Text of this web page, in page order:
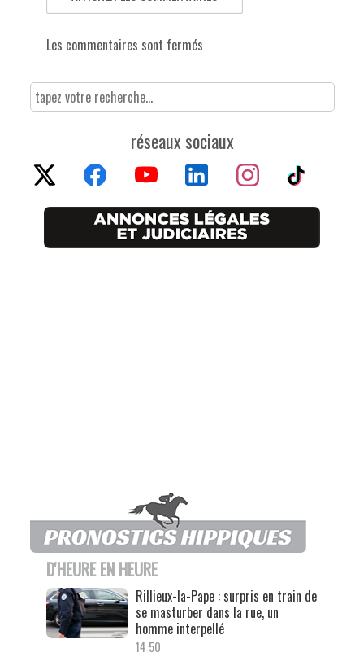
Les commentaires sont fermés
réseaux sociaux
D'HEURE EN HEURE
Rillieux-la-Pape : surpris en train de
se masturber dans la rue, un
homme interpellé
14:50